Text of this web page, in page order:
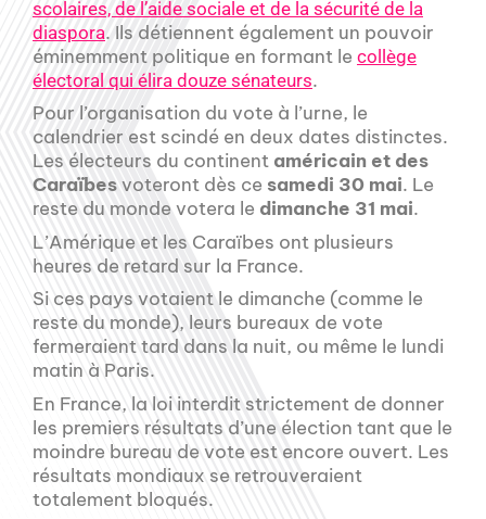
scolaires, de l’aide sociale et de la sécurité de la
diaspora. Ils détiennent également un pouvoir
éminemment politique en formant le collège
électoral qui élira douze sénateurs.
Pour l’organisation du vote à l’urne, le
calendrier est scindé en deux dates distinctes.
Les électeurs du continent américain et des
Caraïbesvoteront dès ce samedi 30 mai. Le
reste du monde votera le dimanche 31 mai.
L’Amérique et les Caraïbes ont plusieurs
heures de retard sur la France.
Si ces pays votaient le dimanche (comme le
reste du monde), leurs bureaux de vote
fermeraient tard dans la nuit, ou même le lundi
matin à Paris.
En France, la loi interdit strictement de donner
les premiers résultats d’une élection tant que le
moindre bureau de vote est encore ouvert. Les
résultats mondiaux se retrouveraient
totalement bloqués.